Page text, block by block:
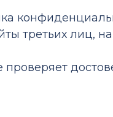
третьих лиц,